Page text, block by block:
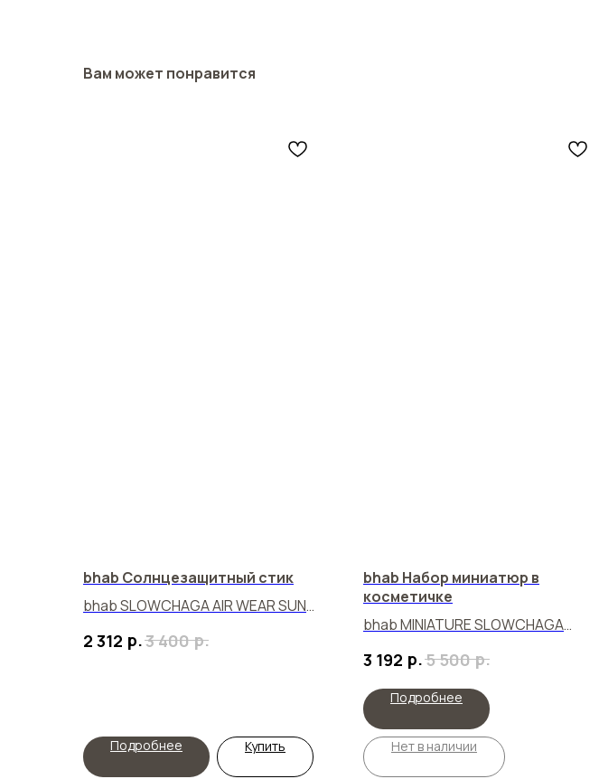
Вам может понравится
bhab Солнцезащитный стик
bhab SLOWCHAGA AIR WEAR SUN
2 312 р.3 400 р.
Подробнее Купить
bhab Набор миниатюр в
косметичке
bhab MINIATURE SLOWCHAGA
3 192 р.5 500 р.
Подробнее
Нет в наличии